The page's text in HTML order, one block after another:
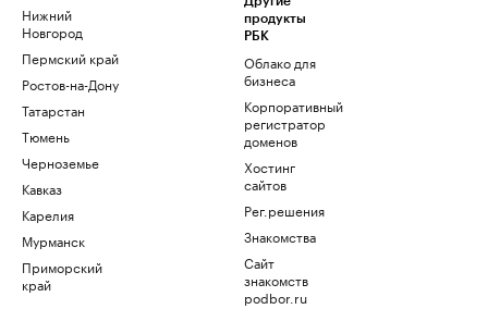
Нижний
Новгород
Пермский край
Ростов-на-Дону
Татарстан
Тюмень
Черноземье
Кавказ
Карелия
Мурманск
Приморский
край
продукты
РБК
Облако для
бизнеса
Корпоративный
регистратор
доменов
Хостинг
сайтов
Рег.решения
Знакомства
Сайт
знакомств
podbor.ru